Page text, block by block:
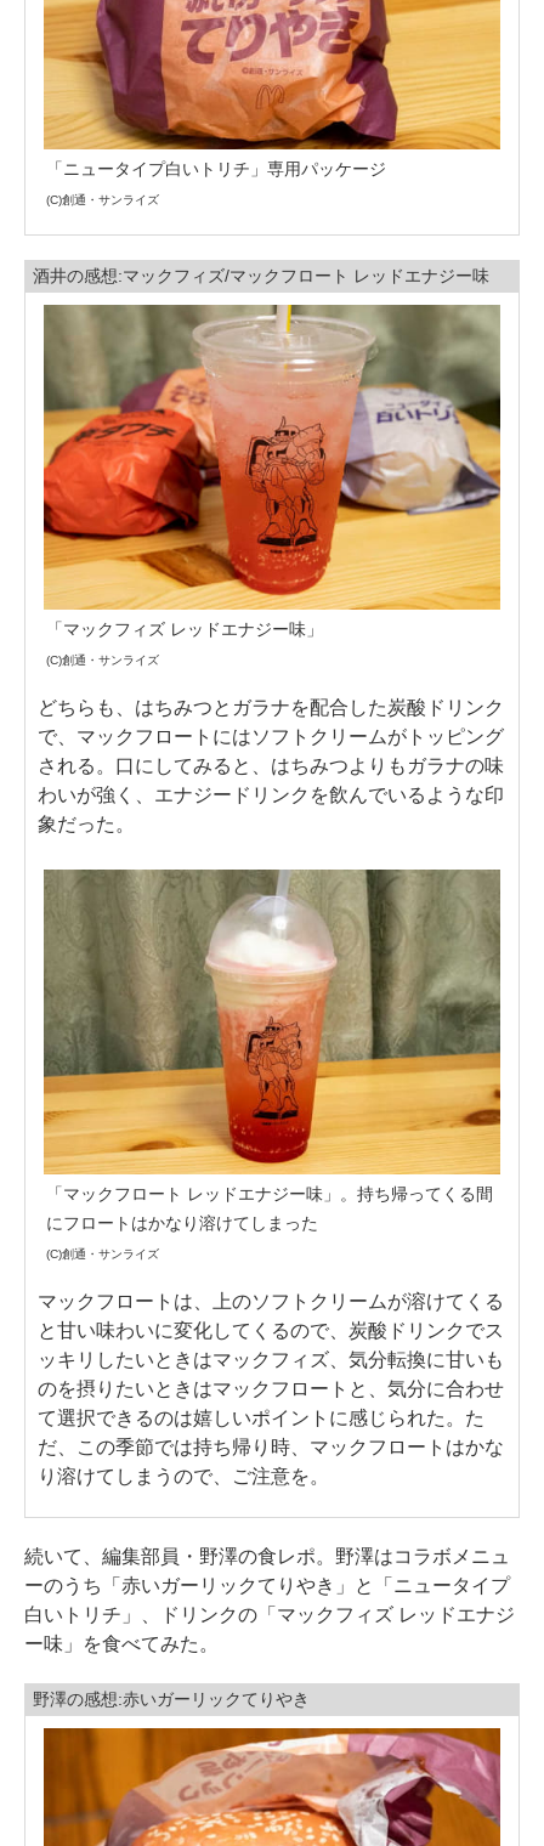
「ニュータイプ白いトリチ」専用パッケージ
(C)創通・サンライズ
酒井の感想:マックフィズ/マックフロート レッドエナジー味
「マックフィズ レッドエナジー味」
(C)創通・サンライズ
どちらも、はちみつとガラナを配合した炭酸ドリンク
で、マックフロートにはソフトクリームがトッピング
される。口にしてみると、はちみつよりもガラナの味
わいが強く、エナジードリンクを飲んでいるような印
象だった。
「マックフロート レッドエナジー味」。持ち帰ってくる間
にフロートはかなり溶けてしまった
(C)創通・サンライズ
マックフロートは、上のソフトクリームが溶けてくる
と甘い味わいに変化してくるので、炭酸ドリンクでス
ッキリしたいときはマックフィズ、気分転換に甘いも
のを摂りたいときはマックフロートと、気分に合わせ
て選択できるのは嬉しいポイントに感じられた。た
だ、この季節では持ち帰り時、マックフロートはかな
り溶けてしまうので、ご注意を。
続いて、編集部員・野澤の食レポ。野澤はコラボメニュ
ーのうち「赤いガーリックてりやき」と「ニュータイプ
白いトリチ」、ドリンクの「マックフィズ レッドエナジ
ー味」を食べてみた。
野澤の感想:赤いガーリックてりやき